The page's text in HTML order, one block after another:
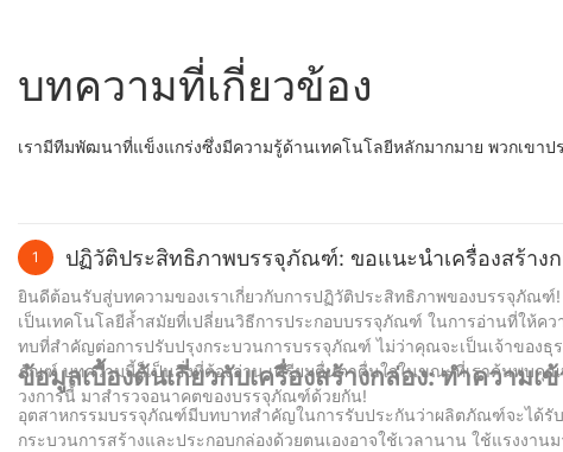
บทความที่เกี่ยวข้อง
เรามีทีมพัฒนาที่แข็งแกร่งซึ่งมีความรู้ด้านเทคโนโลยีหลักมากมาย พวกเข
1 ปฏิวัติประสิทธิภาพบรรจุภัณฑ์: ขอแนะนำเครื่องสร้าง
ยินดีต้อนรับสู่บทความของเราเกี่ยวกับการปฏิวัติประสิทธิภาพของบรรจุภัณฑ์
เป็นเทคโนโลยีล้ำสมัยที่เปลี่ยนวิธีการประกอบบรรจุภัณฑ์ ในการอ่านที่ให้ค
ทบที่สำคัญต่อการปรับปรุงกระบวนการบรรจุภัณฑ์ ไม่ว่าคุณจะเป็นเจ้าของธุ
ภัณฑ์ บทความนี้ก็เป็นสิ่งที่ต้องอ่าน เตรียมตื่นตาตื่นใจในขณะที่เราค้นพบคุณ
วงการนี้ มาสำรวจอนาคตของบรรจุภัณฑ์ด้วยกัน!
ข้อมูลเบื้องต้นเกี่ยวกับเครื่องสร้างกล่อง: ทำความเ
อุตสาหกรรมบรรจุภัณฑ์มีบทบาทสำคัญในการรับประกันว่าผลิตภัณฑ์จะได้รั
กระบวนการสร้างและประกอบกล่องด้วยตนเองอาจใช้เวลานาน ใช้แรงงา